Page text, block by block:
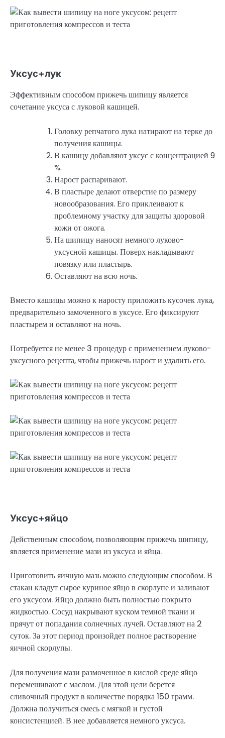
Уксус+лук
Эффективным способом прижечь шипицу является
сочетание уксуса с луковой кашицей.
Головку репчатого лука натирают на терке до
получения кашицы.
В кашицу добавляют уксус с концентрацией 9
%.
Нарост распаривают.
В пластыре делают отверстие по размеру
новообразования. Его приклеивают к
проблемному участку для защиты здоровой
кожи от ожога.
На шипицу наносят немного луково-
уксусной кашицы. Поверх накладывают
повязку или пластырь.
Оставляют на всю ночь.
Вместо кашицы можно к наросту приложить кусочек лука,
предварительно замоченного в уксусе. Его фиксируют
пластырем и оставляют на ночь.
Потребуется не менее 3 процедур с применением луково-
уксусного рецепта, чтобы прижечь нарост и удалить его.
Уксус+яйцо
Действенным способом, позволяющим прижечь шипицу,
является применение мази из уксуса и яйца.
Приготовить яичную мазь можно следующим способом. В
стакан кладут сырое куриное яйцо в скорлупе и заливают
его уксусом. Яйцо должно быть полностью покрыто
жидкостью. Сосуд накрывают куском темной ткани и
прячут от попадания солнечных лучей. Оставляют на 2
суток. За этот период произойдет полное растворение
яичной скорлупы.
Для получения мази размоченное в кислой среде яйцо
перемешивают с маслом. Для этой цели берется
сливочный продукт в количестве порядка 150 грамм.
Должна получиться смесь с мягкой и густой
консистенцией. В нее добавляется немного уксуса.